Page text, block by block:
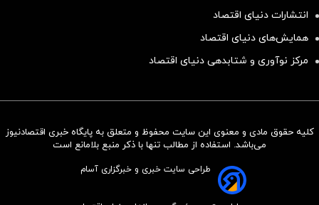
سرمایه‌گذاری همسنگ با شاخص
انتشارات دنیای اقتصاد
همایش‌های دنیای اقتصاد
مرکز نوآوری و شتابدهی دنیای اقتصاد
کلیه حقوق مادی و معنوی این سایت محفوظ و متعلق به پایگاه خبری اقتصادنیوز
می‌باشد. استفاده از مطالب تنها با ذکر منبع بلامانع است
طراحی سایت خبری و خبرگزاری آسام